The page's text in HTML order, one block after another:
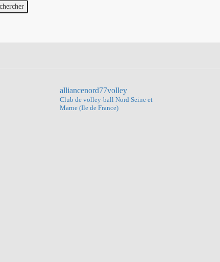
alliancenord77volley
Club de volley-ball Nord Seine et
Marne (Ile de France)